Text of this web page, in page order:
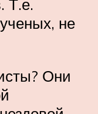
Т.е.
не
Они